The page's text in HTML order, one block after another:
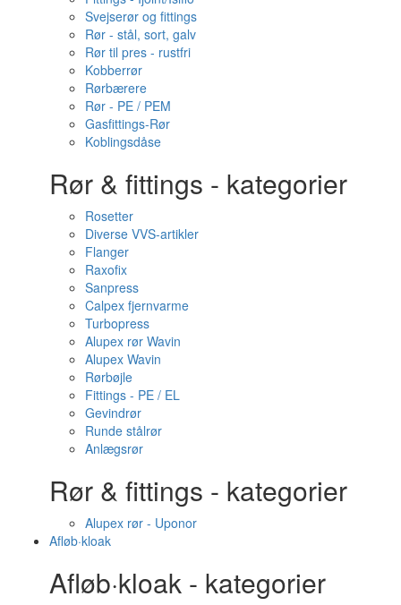
Svejserør og fittings
Rør - stål, sort, galv
Rør til pres - rustfri
Kobberrør
Rørbærere
Rør - PE / PEM
Gasfittings-Rør
Koblingsdåse
Rør & fittings - kategorier
Rosetter
Diverse VVS-artikler
Flanger
Raxofix
Sanpress
Calpex fjernvarme
Turbopress
Alupex rør Wavin
Alupex Wavin
Rørbøjle
Fittings - PE / EL
Gevindrør
Runde stålrør
Anlægsrør
Rør & fittings - kategorier
Alupex rør - Uponor
Afløb·kloak
Afløb·kloak - kategorier